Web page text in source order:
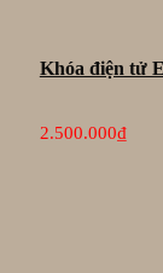
Khóa điện tử
2.500.000₫